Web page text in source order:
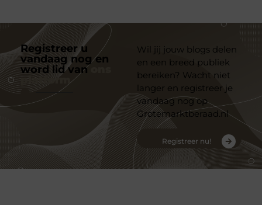
Registreer u
vandaag nog en
word lid van
platform
Wil jij jouw blogs delen
en een breed publiek
bereiken? Wacht niet
langer en registreer je
vandaag nog op
Grotemarktberaad.nl
Registreer nu!